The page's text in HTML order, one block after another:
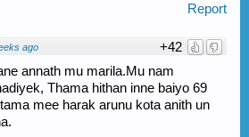
Report
+42
ago
annath mu marila.Mu nam
Thama hithan inne baiyo 69
mee harak arunu kota anith un